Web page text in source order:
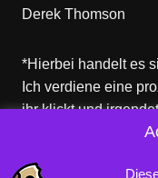
Derek Thomson
*Hierbei handelt es
Ich verdiene eine
ihr klickt und
Produkte dort sind